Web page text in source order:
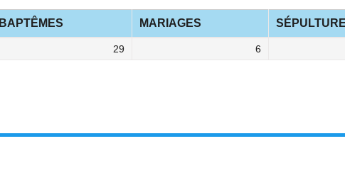
BAPTÊMES MARIAGES
29 6